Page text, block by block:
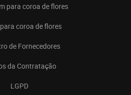
para coroa de flores
coroa de flores
de Fornecedores
da Contratação
LGPD